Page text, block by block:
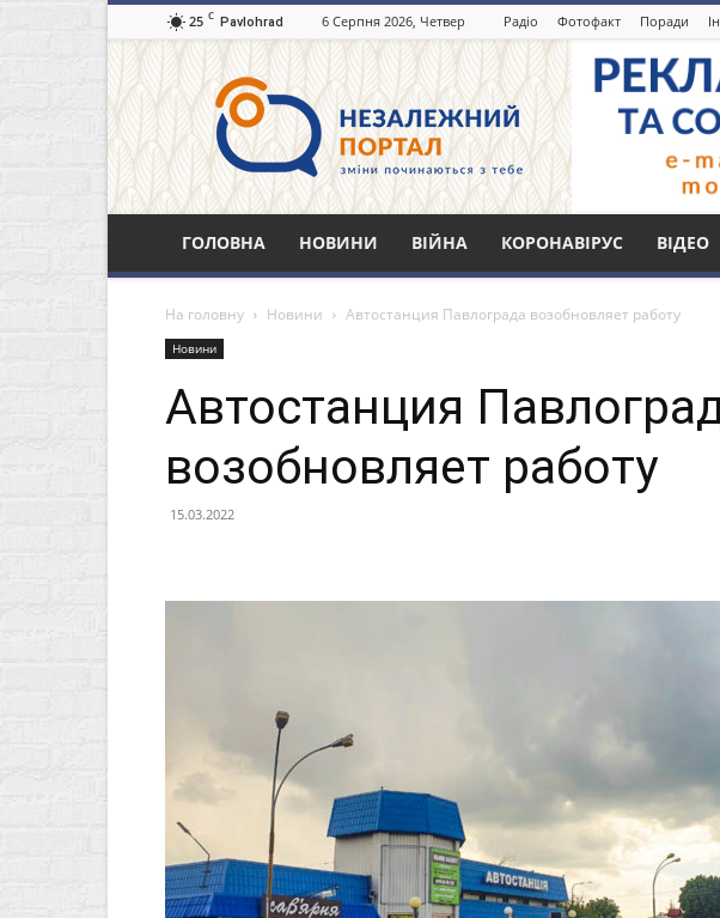
25 C Pavlohrad 6 Серпня 2026, Четвер Радіо Фотофакт Поради
Незалежний
портал
Павлоград.dp.ua
ГОЛОВНА НОВИНИ ВІЙНА КОРОНАВІРУС ВІДЕО
На головну Новини Автостанция Павлограда возобновляет работу
Новини
Автостанция
возобновляет работу
15.03.2022